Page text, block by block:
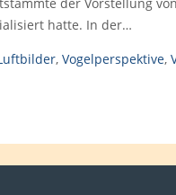
hatte. In der…
, Vogelperspektive,